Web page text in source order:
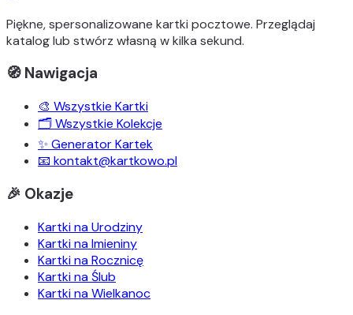
Piękne, spersonalizowane kartki pocztowe. Przeglądaj
katalog lub stwórz własną w kilka sekund.
🧭 Nawigacja
🎨 Wszystkie Kartki
🗂️ Wszystkie Kolekcje
✨ Generator Kartek
📧 kontakt@kartkowo.pl
🎉 Okazje
Kartki na Urodziny
Kartki na Imieniny
Kartki na Rocznicę
Kartki na Ślub
Kartki na Wielkanoc